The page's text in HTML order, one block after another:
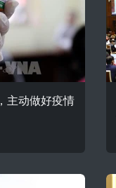
主动做好疫情